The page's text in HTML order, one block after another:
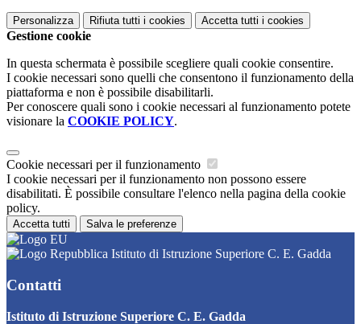
Personalizza Rifiuta tutti i cookies Accetta tutti i cookies
Gestione cookie
In questa schermata è possibile scegliere quali cookie consentire.
I cookie necessari sono quelli che consentono il funzionamento della
piattaforma e non è possibile disabilitarli.
Per conoscere quali sono i cookie necessari al funzionamento potete
visionare la COOKIE POLICY.
Cookie necessari per il funzionamento
I cookie necessari per il funzionamento non possono essere
disabilitati. È possibile consultare l'elenco nella pagina della cookie
policy.
Accetta tutti Salva le preferenze
Istituto di Istruzione Superiore C. E. Gadda
Contatti
Istituto di Istruzione Superiore C. E. Gadda